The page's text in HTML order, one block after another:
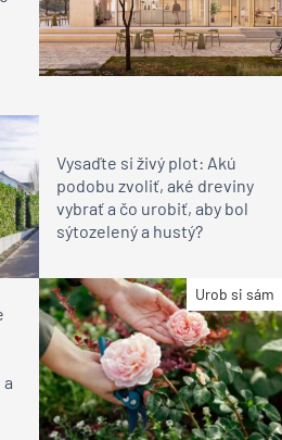
Vysaďte si živý plot: Akú
podobu zvoliť, aké dreviny
vybrať a čo urobiť, aby bol
sýtozelený a hustý?
Urob si sám